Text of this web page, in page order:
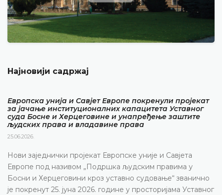
Најновији садржај
Европска унија и Савјет Европе покренули пројекат
за јачање институционалних капацитета Уставног
суда Босне и Херцеговине и унапређење заштите
људских права и владавине права
25.06.2026.
Нови заједнички пројекат Европске уније и Савјета
Европе под називом „Подршка људским правима у
Босни и Херцеговини кроз уставно судовање“ званично
је покренут 25. јуна 2026. године у просторијама Уставног